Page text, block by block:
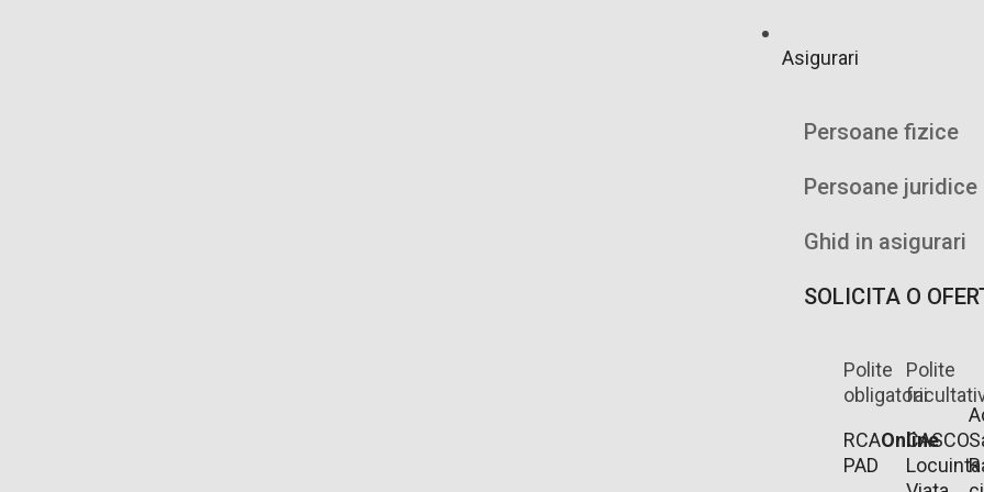
Asigurari
Persoane fizice
Persoane juridice
Ghid in asigurari
SOLICITA O
Polite
obligatorii
RCAOnline
PAD
Polite
CASCO
Locuinta